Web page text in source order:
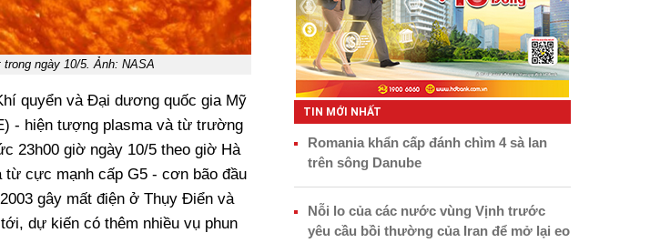
ngày 10/5. Ảnh: NASA
quyển và Đại dương quốc gia Mỹ
- hiện tượng plasma và từ trường
23h00 giờ ngày 10/5 theo giờ Hà
từ cực mạnh cấp G5 - cơn bão đầu
gây mất điện ở Thụy Điển và
dự kiến có thêm nhiều vụ phun
TIN MỚI NHẤT
Romania khẩn cấp đánh chìm 4 sà lan
trên sông Danube
Nỗi lo của các nước vùng Vịnh trước
yêu cầu bồi thường của Iran để mở lại eo